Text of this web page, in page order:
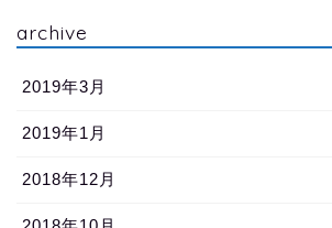
archive
2019年3月
2019年1月
2018年12月